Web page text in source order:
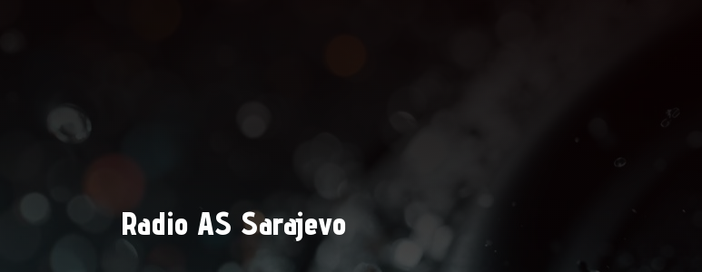
Radio AS Sarajevo